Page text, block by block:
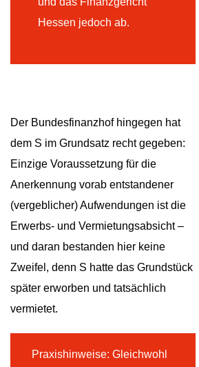
Hessen jedoch ab.
Der Bundesfinanzhof hingegen hat
dem S im Grundsatz recht gegeben:
Einzige Voraussetzung für die
Anerkennung vorab entstandener
(vergeblicher) Aufwendungen ist die
Erwerbs- und Vermietungsabsicht –
und daran bestanden hier keine
Zweifel, denn S hatte das Grundstück
später erworben und tatsächlich
vermietet.
Praxishinweise: Gleichwohl